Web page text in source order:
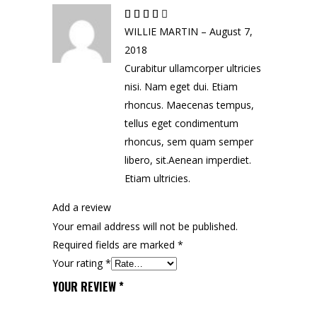
of 5
WILLIE MARTIN – August 7,
2018
Curabitur ullamcorper ultricies
nisi. Nam eget dui. Etiam
rhoncus. Maecenas tempus,
tellus eget condimentum
rhoncus, sem quam semper
libero, sit.Aenean imperdiet.
Etiam ultricies.
Add a review
Your email address will not be published.
Required fields are marked *
Your rating*
YOUR REVIEW*